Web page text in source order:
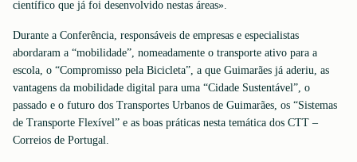
científico que já foi desenvolvido nestas áreas».
Durante a Conferência, responsáveis de empresas e especialistas
abordaram a “mobilidade”, nomeadamente o transporte ativo para a
escola, o “Compromisso pela Bicicleta”, a que Guimarães já aderiu, as
vantagens da mobilidade digital para uma “Cidade Sustentável”, o
passado e o futuro dos Transportes Urbanos de Guimarães, os “Sistemas
de Transporte Flexível” e as boas práticas nesta temática dos CTT –
Correios de Portugal.